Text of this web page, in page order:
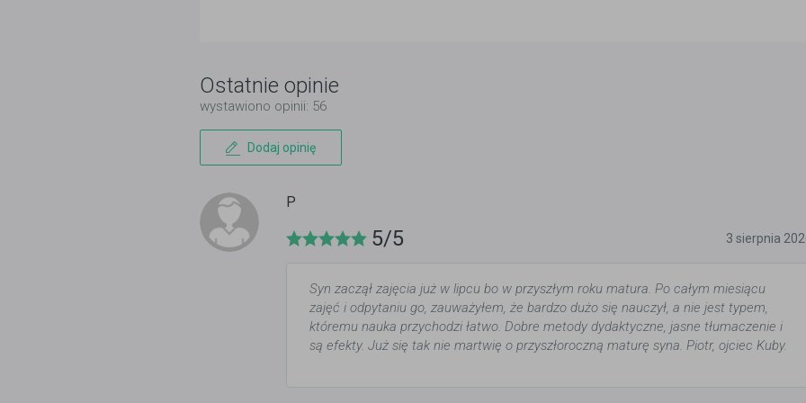
Ostatnie opinie
wystawiono opinii: 56
Dodaj opinię
P
5/5 3 sierpnia
Syn zaczął zajęcia już w lipcu bo w przyszłym roku matura. Po całym miesiącu
zajęć i odpytaniu go, zauważyłem, że bardzo dużo się nauczył, a nie jest typem,
któremu nauka przychodzi łatwo. Dobre metody dydaktyczne, jasne tłumaczenie i
są efekty. Już się tak nie martwię o przyszłoroczną maturę syna. Piotr, ojciec Kuby.